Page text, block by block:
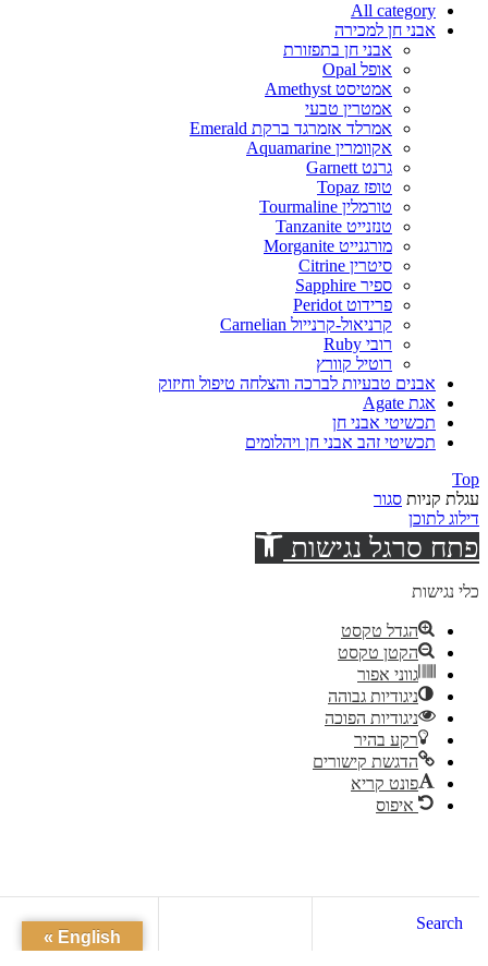
Search
All category
אבני חן למכירה
אבני חן בתפזורת
אופל Opal
אמטיסט Amethyst
אמטרין טבעי
אמרלד אזמרגד ברקת Emerald
אקוומרין Aquamarine
גרנט Garnett
טופז Topaz
טורמלין Tourmaline
טנזנייט Tanzanite
מורגנייט Morganite
סיטרין Citrine
ספיר Sapphire
פרידוט Peridot
קרניאול-קרנייול Carnelian
רובי Ruby
רוטיל קוורץ
אבנים טבעיות לברכה והצלחה טיפול וחיזוק
אגת Agate
תכשיטי אבני חן
תכשיטי זהב אבני חן ויהלומים
English »
Top
עגלת קניות סגור
דילוג לתוכן
פתח סרגל נגישות
כלי נגישות
הגדל טקסט
הקטן טקסט
גווני אפור
ניגודיות גבוהה
ניגודיות הפוכה
רקע בהיר
הדגשת קישורים
פונט קריא
איפוס